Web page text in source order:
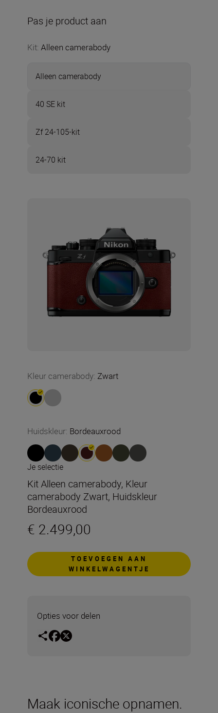
Pas je product aan
Kit: Alleen camerabody
Alleen camerabody
40 SE kit
Zf 24-105-kit
24-70 kit
Kleur camerabody: Zwart
Huidskleur: Bordeauxrood
Je selectie
Kit Alleen camerabody, Kleur
camerabody Zwart, Huidskleur
Bordeauxrood
€ 2.499,00
TOEVOEGEN AAN
WINKELWAGENTJE
Opties voor delen
Maak iconische opnamen.